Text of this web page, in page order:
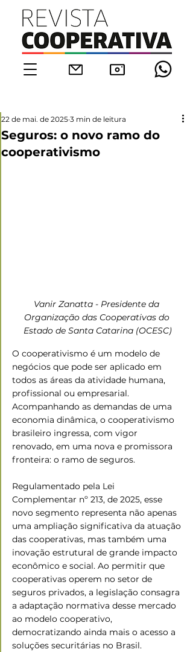
Seguros: o novo ramo do
cooperativismo
22 de mai. de 2025 3 min de leitura
Vanir Zanatta - Presidente da
Organização das Cooperativas do
Estado de Santa Catarina (OCESC)
O cooperativismo é um modelo de
negócios que pode ser aplicado em
todos as áreas da atividade humana,
profissional ou empresarial.
Acompanhando as demandas de uma
economia dinâmica, o cooperativismo
brasileiro ingressa, com vigor
renovado, em uma nova e promissora
fronteira: o ramo de seguros.
Regulamentado pela Lei
Complementar nº 213, de 2025, esse
novo segmento representa não apenas
uma ampliação significativa da atuação
das cooperativas, mas também uma
inovação estrutural de grande impacto
econômico e social. Ao permitir que
cooperativas operem no setor de
seguros privados, a legislação consagra
a adaptação normativa desse mercado
ao modelo cooperativo,
democratizando ainda mais o acesso a
soluções securitárias no Brasil.